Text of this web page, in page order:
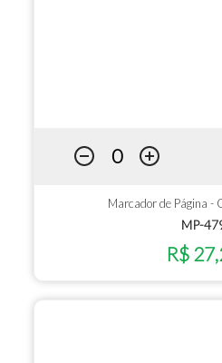
Marcador de Página -
MP-
R$